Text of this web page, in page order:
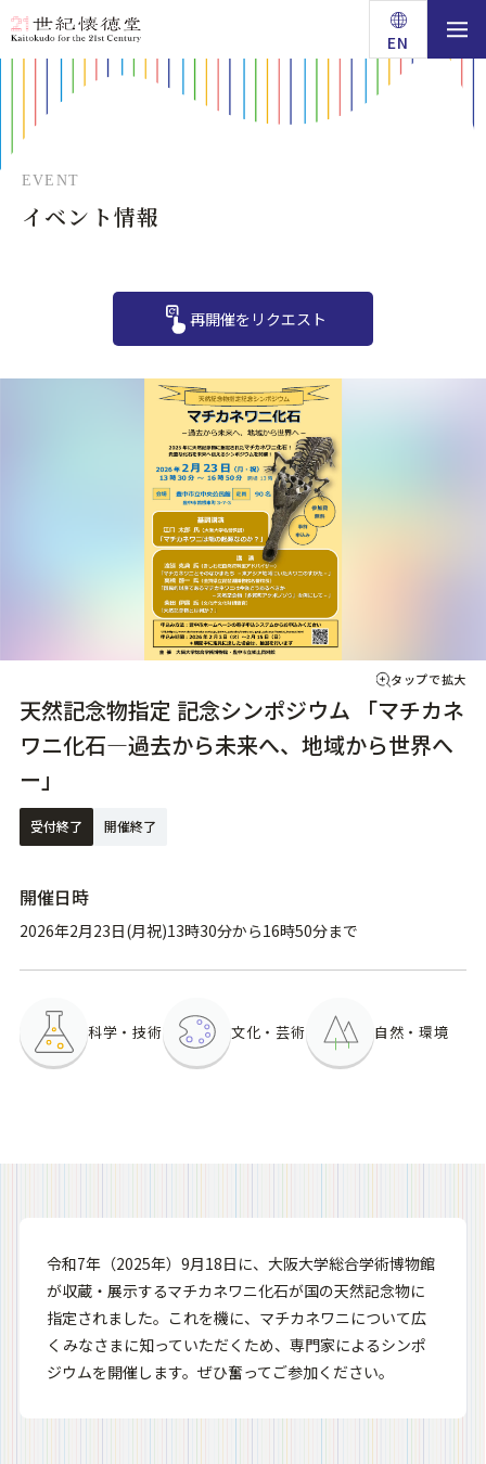
EN
イベント情報
再開催をリクエスト
天然記念物指定 記念シンポジウム 「マチカネ
ワニ化石―過去から未来へ、地域から世界へ
ー」
受付終了 開催終了
開催日時
2026年2月23日(月祝)13時30分から16時50分まで
科学・技術 文化・芸術 自然・環境
タップで拡大
令和7年（2025年）9月18日に、大阪大学総合学術博物館
が収蔵・展示するマチカネワニ化石が国の天然記念物に
指定されました。これを機に、マチカネワニについて広
くみなさまに知っていただくため、専門家によるシンポ
ジウムを開催します。ぜひ奮ってご参加ください。